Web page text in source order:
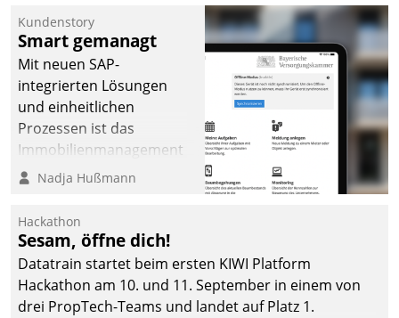
Kundenstory
Smart gemanagt
Mit neuen SAP-
integrierten Lösungen
und einheitlichen
Prozessen ist das
Immobilienmanagement
der Bayerischen
Ressort Kapitalanlage für
künftige Aufgaben und
Herausforderungen
gerüstet.
Nadja Hußmann
Hackathon
Sesam, öffne dich!
Datatrain startet beim ersten KIWI Platform
Hackathon am 10. und 11. September in einem von
drei PropTech-Teams und landet auf Platz 1.